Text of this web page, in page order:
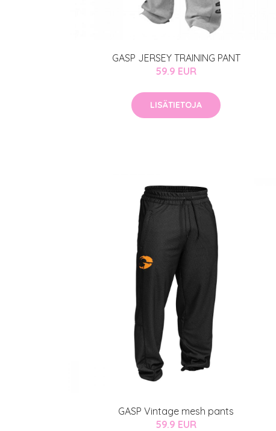
GASP JERSEY TRAINING PANT
59.9 EUR
LISÄTIETOJA
GASP Vintage mesh pants
59.9 EUR
Sponsoriltamme
IdealofMeD
Kaikki